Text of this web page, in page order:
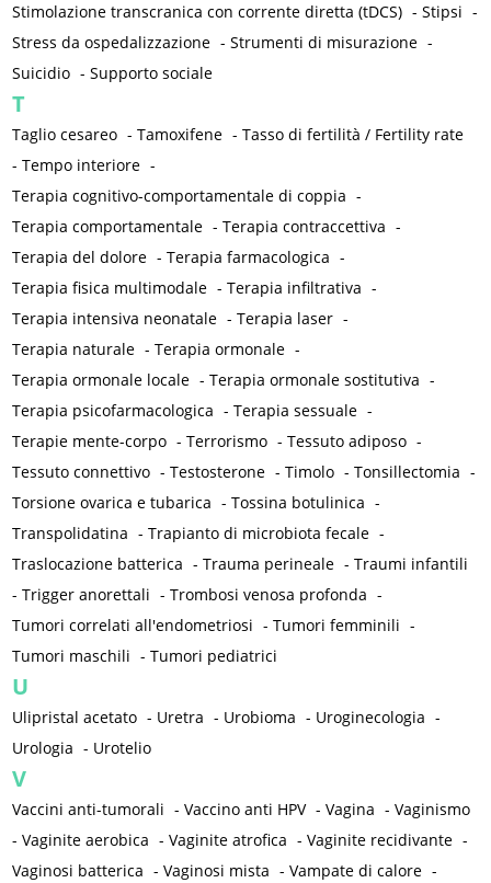
Stimolazione transcranica con corrente diretta (tDCS) -Stipsi -
Stress da ospedalizzazione -Strumenti di misurazione -
Suicidio -Supporto sociale
T
Taglio cesareo -Tamoxifene -Tasso di fertilità / Fertility rate
-Tempo interiore -
Terapia cognitivo-comportamentale di coppia -
Terapia comportamentale -Terapia contraccettiva -
Terapia del dolore -Terapia farmacologica -
Terapia fisica multimodale -Terapia infiltrativa -
Terapia intensiva neonatale -Terapia laser -
Terapia naturale -Terapia ormonale -
Terapia ormonale locale -Terapia ormonale sostitutiva -
Terapia psicofarmacologica -Terapia sessuale -
Terapie mente-corpo -Terrorismo -Tessuto adiposo -
Tessuto connettivo -Testosterone -Timolo -Tonsillectomia -
Torsione ovarica e tubarica -Tossina botulinica -
Transpolidatina -Trapianto di microbiota fecale -
Traslocazione batterica -Trauma perineale -Traumi infantili
-Trigger anorettali -Trombosi venosa profonda -
Tumori correlati all'endometriosi -Tumori femminili -
Tumori maschili -Tumori pediatrici
U
Ulipristal acetato - Uretra - Urobioma - Uroginecologia -
Urologia - Urotelio
V
Vaccini anti-tumorali -Vaccino anti HPV -Vagina -Vaginismo
-Vaginite aerobica -Vaginite atrofica -Vaginite recidivante -
Vaginosi batterica -Vaginosi mista -Vampate di calore -